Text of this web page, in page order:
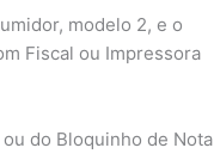
modelo 2, e o
Fiscal ou Impressora
do Bloquinho de Nota